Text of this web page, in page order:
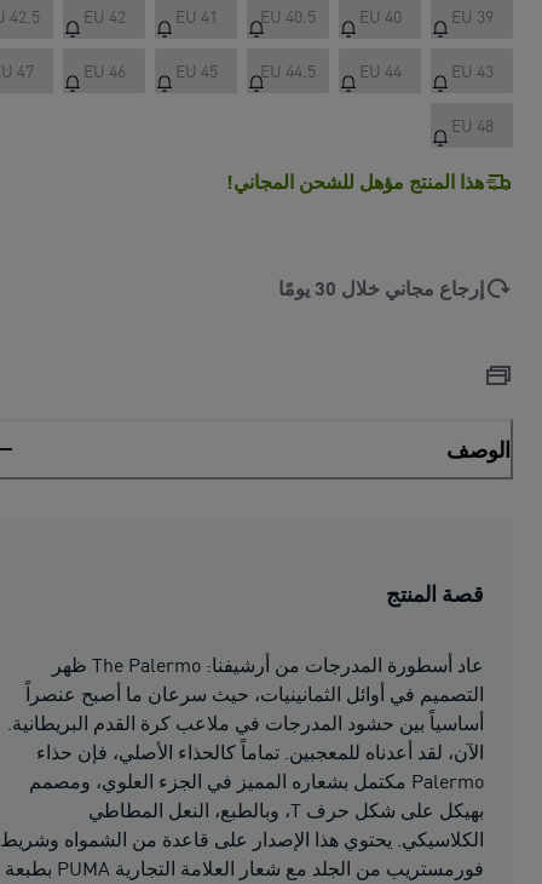
EU 39
EU 40
EU 40.5
EU 41
EU 42
42.5
EU 43
EU 44
EU 44.5
EU 45
EU 46
47
EU 48
هذا المنتج مؤهل للشحن المجاني!
إرجاع مجاني خلال 30 يومًا
الوصف
قصة المنتج
عاد أسطورة المدرجات من أرشيفنا: The Palermo ظهر
التصميم في أوائل الثمانينيات، حيث سرعان ما أصبح عنصراً
أساسياً بين حشود المدرجات في ملاعب كرة القدم البريطانية.
الآن، لقد أعدناه للمعجبين. تماماً كالحذاء الأصلي، فإن حذاء
Palermo مكتمل بشعاره المميز في الجزء العلوي، ومصمم
بهيكل على شكل حرف T، وبالطبع، النعل المطاطي
الكلاسيكي. يحتوي هذا الإصدار على قاعدة من الشمواه وشريط
فورمستريب من الجلد مع شعار العلامة التجارية PUMA بطبعة